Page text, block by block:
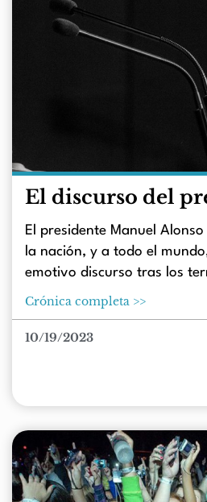
El discurso del
El presidente Manuel
la nación, y a todo el
emotivo discurso tras los
Crónica completa >>
10/19/2023